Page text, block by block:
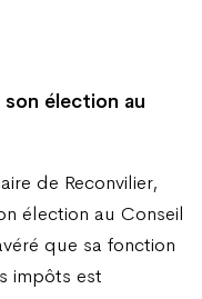
son élection au
de Reconvilier,
élection au Conseil
que sa fonction
impôts est